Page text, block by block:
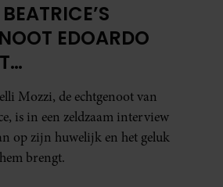
EDOARDO
Mozzi, de echtgenoot van
is in een zeldzaam interview
op zijn huwelijk en het geluk
brengt.